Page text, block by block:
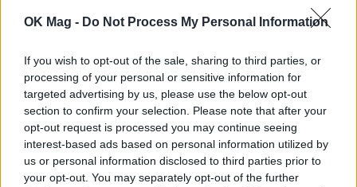
OK Mag - Do Not Process My Personal Information
If you wish to opt-out of the sale, sharing to third parties, or
processing of your personal or sensitive information for
targeted advertising by us, please use the below opt-out
section to confirm your selection. Please note that after your
opt-out request is processed you may continue seeing
interest-based ads based on personal information utilized by
us or personal information disclosed to third parties prior to
your opt-out. You may separately opt-out of the further
ΠΕΡΙΣΣΟΤΕΡΑ ΣΤΟ